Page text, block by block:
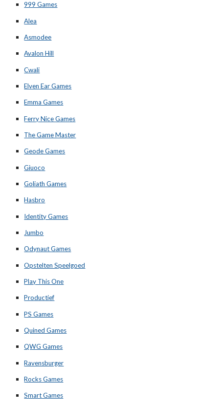
999 Games
Alea
Asmodee
Avalon Hill
Cwali
Elven Ear Games
Emma Games
Ferry Nice Games
The Game Master
Geode Games
Giuoco
Goliath Games
Hasbro
Identity Games
Jumbo
Odynaut Games
Opstelten Speelgoed
Play This One
Productief
PS Games
Quined Games
QWG Games
Ravensburger
Rocks Games
Smart Games